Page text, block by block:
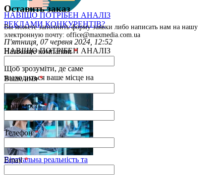
НАВІЩО ПОТРІБЕН АНАЛІЗ
РЕКЛАМИ КОНКУРЕНТІВ?
П'ятниця, 07 червня 2024, 12:52
НАВІЩО ПОТРІБЕН АНАЛІЗ
Щоб зрозуміти, де саме
знаходиться ваше місце на
ринку,...Читать полностью
Віртуальна реальність та
Оставить заказ
Вы можете заполнить форму заявки либо написать нам на нашу
электронную почту: office@maxmedia.com.ua
Название компании*
Ваше имя*
Должность*
Телефон*
Email*